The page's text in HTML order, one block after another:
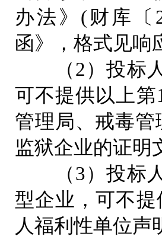
办法》(财库〔
函》，格式见响
（2）投标人
可不提供以上
管理局、戒毒
监狱企业的证明
（3）投标人
型企业，可不
人福利性单位声